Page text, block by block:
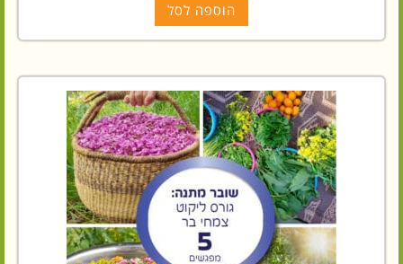
הוספה לסל